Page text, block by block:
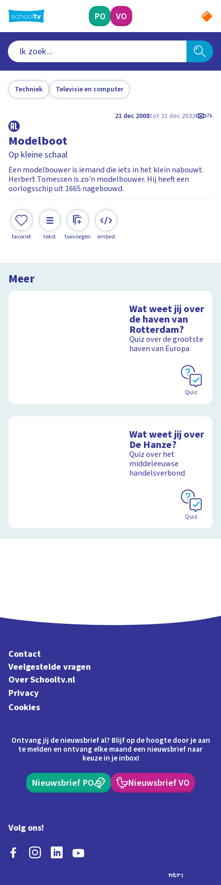
naar
hoofdinhoud
PO VO
Techniek Televisie en computer
21 dec 2008tot 31 dec 2032 7k
Modelboot
Op kleine schaal
Een modelbouwer is iemand die iets in het klein nabouwt.
Herbert Tomessen is zo'n modelbouwer. Hij heeft een
oorlogsschip uit 1665 nagebouwd.
favoriet tekst toevoegen embed
Meer
Wat weet jij over
de haven van
Rotterdam?
Quiz over de grootste
haven van Europa
Quiz
Wat weet jij over
De Hanze?
Quiz over het
middeleeuwse
handelsverbond
Quiz
Contact
Veelgestelde vragen
Over Schooltv.nl
Privacy
Cookies
Ontvang jij de nieuwsbrief al? Blijf op de hoogte door je aan
te melden en ontvang elke maand een nieuwsbrief naar
keuze in je inbox!
Nieuwsbrief PO Nieuwsbrief VO
Volg ons!